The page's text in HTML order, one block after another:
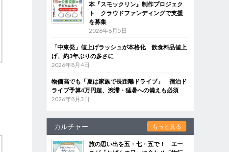
本『スモックリン』制作プロジェク
ト クラウドファンディングで支援
を募集
2026年8月5日
「中東発」値上げラッシュが本格化 飲食料品値上
げ、約3年ぶりの多さに
2026年8月4日
物価高でも「夏は家族で長距離ドライブ」 宿泊ド
ライブ予算4万円超、渋滞・猛暑への備えも必須
2026年8月3日
カルチャー もっと見る
旅の思い出を五・七・五で！ エー